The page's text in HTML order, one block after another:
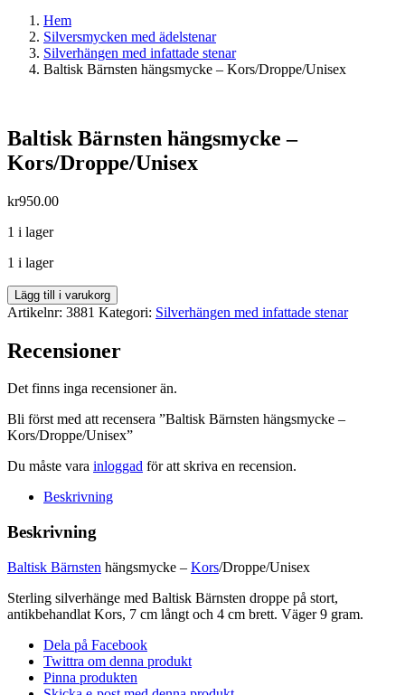
Hem
Silversmycken med ädelstenar
Silverhängen med infattade stenar
Baltisk Bärnsten hängsmycke – Kors/Droppe/Unisex
Baltisk Bärnsten hängsmycke –
Kors/Droppe/Unisex
kr950.00
1 i lager
1 i lager
Baltisk
Bärnsten
-
Kors/Droppe/Unisex
Lägg till i varukorg
Artikelnr: 3881 Kategori: Silverhängen med infattade stenar
Recensioner
Det finns inga recensioner än.
Bli först med att recensera ”Baltisk Bärnsten hängsmycke –
Kors/Droppe/Unisex”
Du måste vara inloggad för att skriva en recension.
Beskrivning
Beskrivning
Baltisk Bärnsten hängsmycke – Kors/Droppe/Unisex
Sterling silverhänge med Baltisk Bärnsten droppe på stort,
antikbehandlat Kors, 7 cm långt och 4 cm brett. Väger 9 gram.
Dela på Facebook
Twittra om denna produkt
Pinna produkten